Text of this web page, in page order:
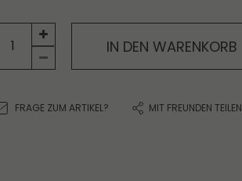
IN DEN WARENKORB
FRAGE ZUM ARTIKEL? MIT FREUNDEN TEILEN